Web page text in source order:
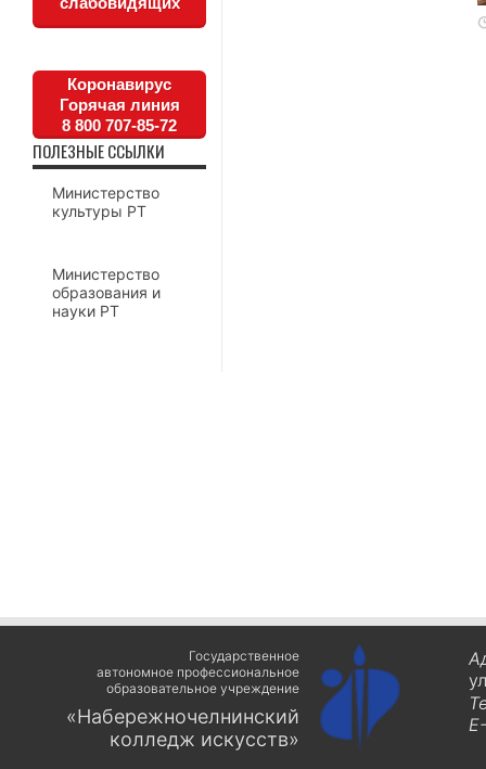
Коронавирус
Горячая линия
8 800 707-85-72
ПОЛЕЗНЫЕ ССЫЛКИ
Министерство
культуры РТ
Министерство
образования и
науки РТ
Государственное
автономное профессиональное
образовательное учреждение
«Набережночелнинский
колледж искусств»